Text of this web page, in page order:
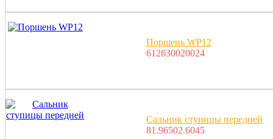
Поршень WP12
612630020024
Сальник ступицы передней
81.96502.6045